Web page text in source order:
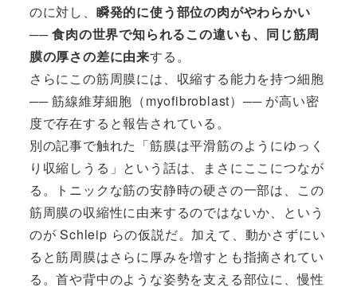
のに対し、 瞬発的に使う部位の肉がやわらかい
── 食肉の世界で知られるこの違いも、同じ筋周
膜の厚さの差に由来する。
さらにこの筋周膜には、収縮する能力を持つ細胞
── 筋線維芽細胞（myofibroblast）── が高い密
度で存在すると報告されている。
別の記事で触れた「筋膜は平滑筋のようにゆっく
り収縮しうる」という話は、まさにここにつなが
る。トニックな筋の安静時の硬さの一部は、この
筋周膜の収縮性に由来するのではないか、という
のが Schleip らの仮説だ。加えて、動かさずにい
ると筋周膜はさらに厚みを増すとも指摘されてい
る。首や背中のような姿勢を支える部位に、慢性